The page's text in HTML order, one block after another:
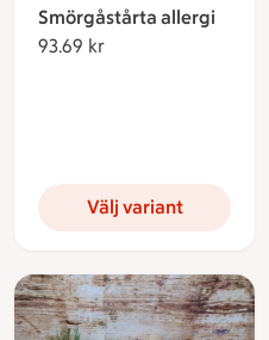
Smörgåstårta allergi
93.69 kr
Välj variant